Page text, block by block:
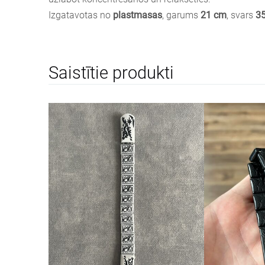
Izgatavotas no plastmasas, garums 21 cm, svars
Saistītie produkti